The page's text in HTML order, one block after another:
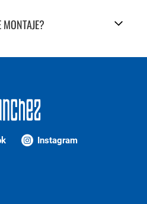
MONTAJE?
Instagram